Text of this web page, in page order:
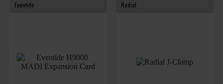
Eventide Radial